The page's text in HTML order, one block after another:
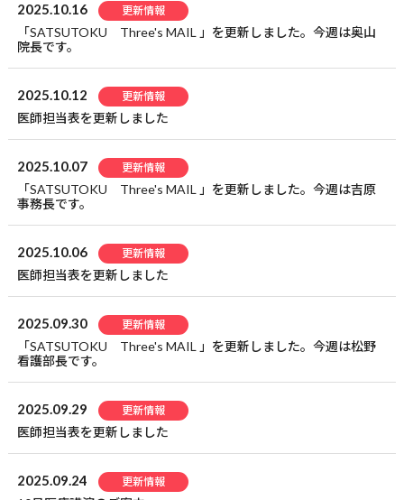
2025.10.16 更新情報
「SATSUTOKU Three's MAIL 」を更新しました。今週は奥山
院長です。
2025.10.12 更新情報
医師担当表を更新しました
2025.10.07 更新情報
「SATSUTOKU Three's MAIL 」を更新しました。今週は吉原
事務長です。
2025.10.06 更新情報
医師担当表を更新しました
2025.09.30 更新情報
「SATSUTOKU Three's MAIL 」を更新しました。今週は松野
看護部長です。
2025.09.29 更新情報
医師担当表を更新しました
2025.09.24 更新情報